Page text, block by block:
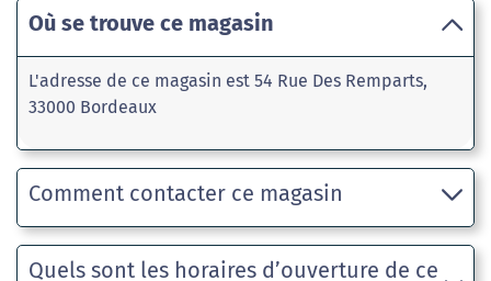
Où se trouve ce magasin
L'adresse de ce magasin est 54 Rue Des Remparts,
33000 Bordeaux
Comment contacter ce magasin
Quels sont les horaires d’ouverture de ce